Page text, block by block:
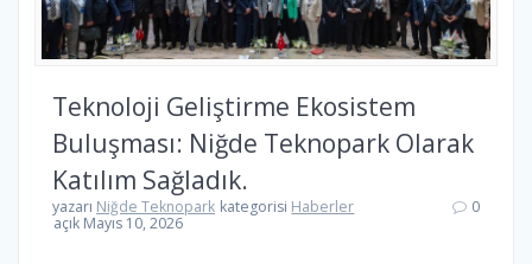
Teknoloji Geliştirme Ekosistem
Buluşması: Niğde Teknopark Olarak
Katılım Sağladık.
yazarı Niğde Teknopark kategorisi Haberler
açık Mayıs 10, 2026
0